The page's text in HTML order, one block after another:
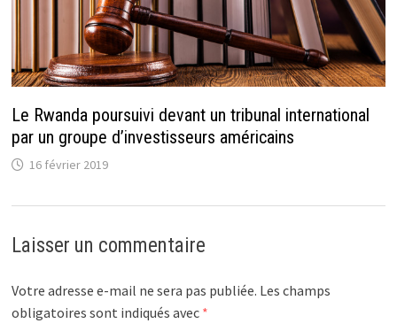
Le Rwanda poursuivi devant un tribunal international
par un groupe d’investisseurs américains
16 février 2019
Laisser un commentaire
Votre adresse e-mail ne sera pas publiée. Les champs
obligatoires sont indiqués avec *